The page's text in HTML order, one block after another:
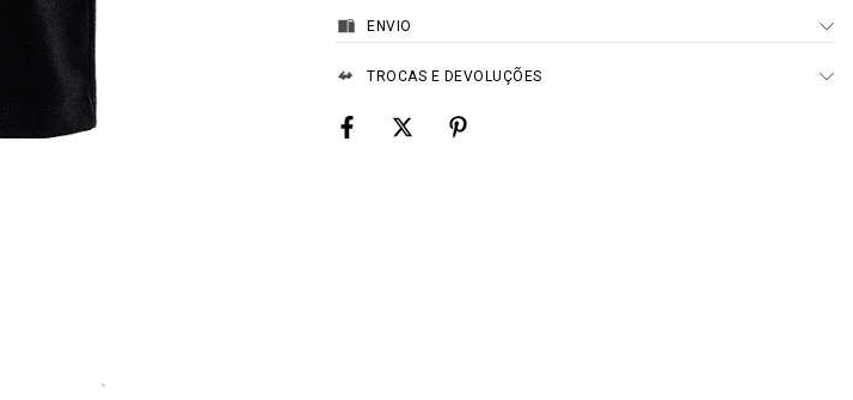
ENVIO
TROCAS E DEVOLUÇÕES